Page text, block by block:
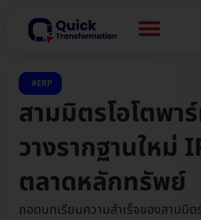
ERP
สามมิตรโอโตพา
วางรากฐานใหม่
ตลาดหลักทรัพย์
ถอดบทเรียนความสำเร็จของสามมิ